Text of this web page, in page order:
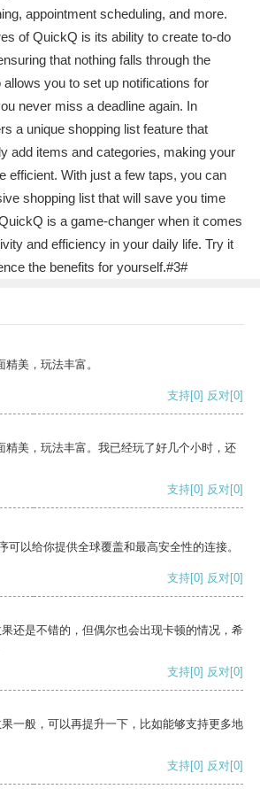
appointment scheduling, and more.
of QuickQ is its ability to create to-do
that nothing falls through the
you to set up notifications for
never miss a deadline again. In
a unique shopping list feature that
add items and categories, making your
efficient. With just a few taps, you can
shopping list that will save you time
is a game-changer when it comes
and efficiency in your daily life. Try it
the benefits for yourself.#3#
美，玩法丰富。
支持[0] 反对[0]
精美，玩法丰富。我已经玩了好几个小时，还
支持[0] 反对[0]
可以给你提供全球覆盖和最高安全性的连接。
支持[0] 反对[0]
还是不错的，但偶尔也会出现卡顿的情况，希
支持[0] 反对[0]
一般，可以再提升一下，比如能够支持更多地
支持[0] 反对[0]